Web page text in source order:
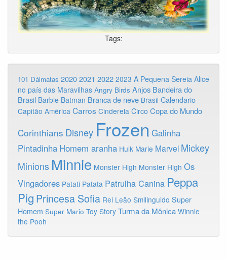
Tags:
101 Dálmatas 2020 2021 2022 2023 A Pequena Sereia Alice
no país das Maravilhas Angry Birds Anjos Bandeira do
Brasil Barbie Batman Branca de neve Brasil Calendario
Capitão América Carros Cinderela Circo Copa do Mundo
Corinthians Disney Frozen Galinha
Pintadinha Homem aranha Hulk Marie Marvel Mickey
Minions Minnie Monster High Monster High Os
Vingadores Patati Patata Patrulha Canina Peppa
Pig Princesa Sofia Rei Leão Smilinguido Super
Homem Super Mario Toy Story Turma da Mônica Winnie
the Pooh